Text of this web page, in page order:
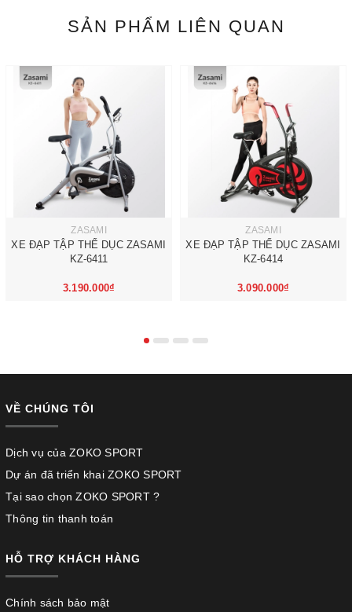
SẢN PHẨM LIÊN QUAN
ZASAMI
XE ĐẠP TẬP THỂ DỤC ZASAMI
KZ-6411
3.190.000₫
ZASAMI
XE ĐẠP TẬP THỂ DỤC ZASAMI
KZ-6414
3.090.000₫
VỀ CHÚNG TÔI
Dịch vụ của ZOKO SPORT
Dự án đã triển khai ZOKO SPORT
Tại sao chọn ZOKO SPORT ?
Thông tin thanh toán
HỖ TRỢ KHÁCH HÀNG
Chính sách bảo mật